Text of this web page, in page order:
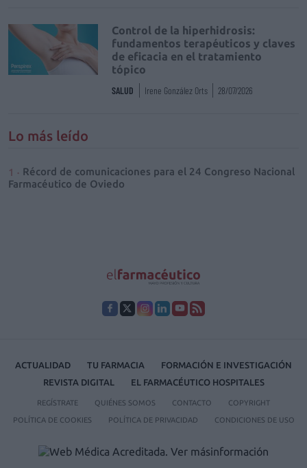
Control de la hiperhidrosis:
fundamentos terapéuticos y claves
de eficacia en el tratamiento
tópico
SALUD Irene González Orts 28/07/2026
Lo más leído
Récord de comunicaciones para el 24 Congreso Nacional
Farmacéutico de Oviedo
ACTUALIDAD TU FARMACIA
FORMACIÓN E INVESTIGACIÓN
REVISTA DIGITAL
EL FARMACÉUTICO HOSPITALES
REGÍSTRATE QUIÉNES SOMOS CONTACTO COPYRIGHT
POLÍTICA DE COOKIES POLÍTICA DE PRIVACIDAD CONDICIONES DE USO